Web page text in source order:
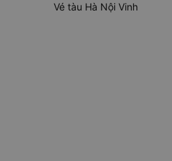
Vé tàu Hà Nội Vinh